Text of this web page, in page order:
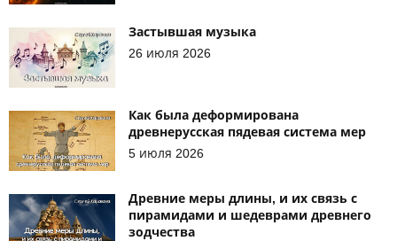
Застывшая музыка
26 июля 2026
Как была деформирована
древнерусская пядевая система мер
5 июля 2026
Древние меры длины, и их связь с
пирамидами и шедеврами древнего
зодчества